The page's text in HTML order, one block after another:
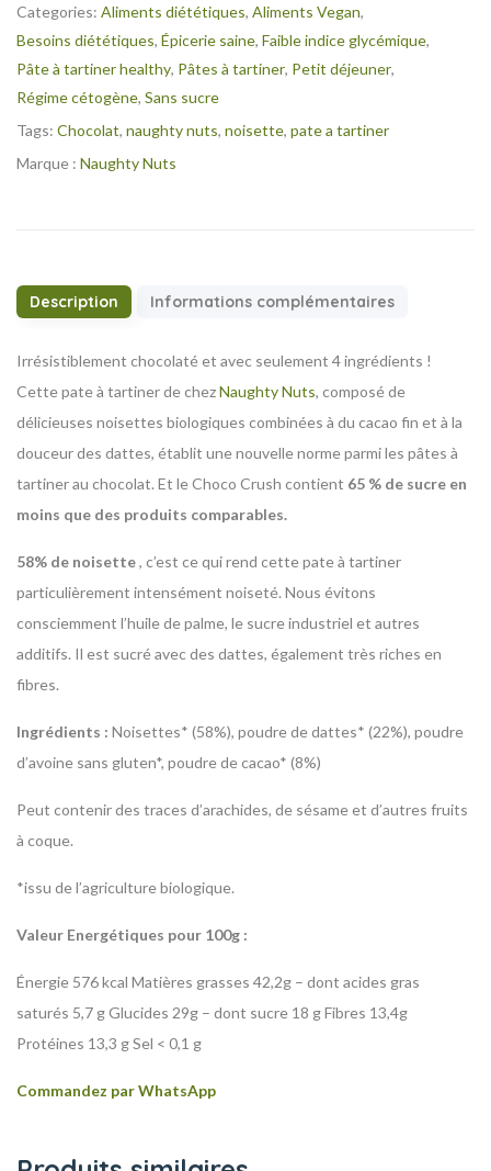
Categories: Aliments diététiques, Aliments Vegan,
Besoins diététiques, Épicerie saine, Faible indice glycémique,
Pâte à tartiner healthy, Pâtes à tartiner, Petit déjeuner,
Régime cétogène, Sans sucre
Tags: Chocolat, naughty nuts, noisette, pate a tartiner
Marque : Naughty Nuts
Description Informations complémentaires
Irrésistiblement chocolaté et avec seulement 4 ingrédients !
Cette pate à tartiner de chezNaughty Nuts, composé de
délicieuses noisettes biologiques combinées à du cacao fin et à la
douceur des dattes, établit une nouvelle norme parmi les pâtes à
tartiner au chocolat. Et le Choco Crush contient 65 % de sucre en
moins que des produits comparables.
58% de noisette, c’est ce qui rend cette pate à tartiner
particulièrement intensément noiseté. Nous évitons
consciemment l’huile de palme, le sucre industriel et autres
additifs. Il est sucré avec des dattes, également très riches en
fibres.
Ingrédients : Noisettes* (58%), poudre de dattes* (22%), poudre
d’avoine sans gluten*, poudre de cacao* (8%)
Peut contenir des traces d’arachides, de sésame et d’autres fruits
à coque.
*issu de l’agriculture biologique.
Valeur Energétiques pour 100g :
Énergie 576 kcal Matières grasses 42,2g – dont acides gras
saturés 5,7 gGlucides 29g – dont sucre 18 gFibres 13,4g
Protéines 13,3 gSel < 0,1 g
Commandez par WhatsApp